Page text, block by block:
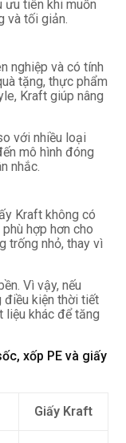
ưu tiên khi muốn
và tối giản.
nghiệp và có tính
tặng, thực phẩm
Kraft giúp nâng
với nhiều loại
mô hình đóng
nhắc.
Kraft không có
hợp hơn cho
trống nhỏ, thay vì
Vì vậy, nếu
điều kiện thời tiết
liệu khác để tăng
xốp PE và giấy
Giấy Kraft